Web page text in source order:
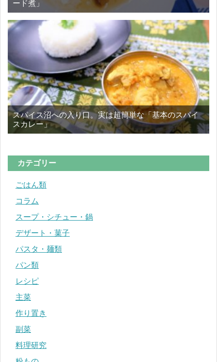
ード煮」
スパイス沼への入り口。実は超簡単な「基本のスパイ
スカレー」
カテゴリー
ごはん類
コラム
スープ・シチュー・鍋
デザート・菓子
パスタ・麺類
パン類
レシピ
主菜
作り置き
副菜
料理研究